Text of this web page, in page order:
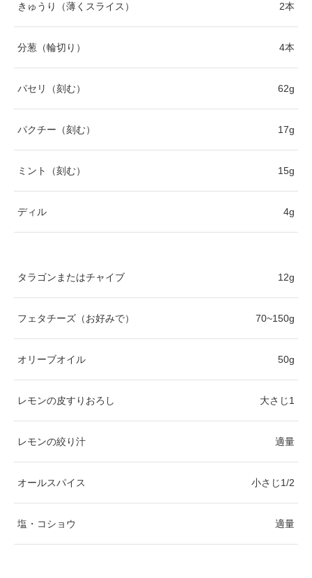
きゅうり（薄くスライス） 2本
分葱（輪切り） 4本
パセリ（刻む） 62g
パクチー（刻む） 17g
ミント（刻む） 15g
ディル 4g
タラゴンまたはチャイブ 12g
フェタチーズ（お好みで） 70~150g
オリーブオイル 50g
レモンの皮すりおろし 大さじ1
レモンの絞り汁 適量
オールスパイス 小さじ1/2
塩・コショウ 適量